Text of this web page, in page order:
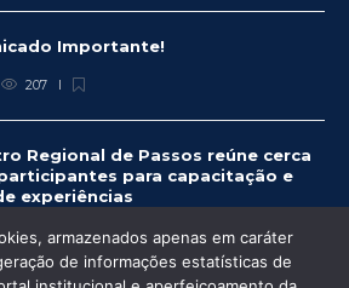
Importante!
207
Regional de Passos reúne cerca
para capacitação e
experiências
229 armazenados apenas em caráter
de informações estatísticas de